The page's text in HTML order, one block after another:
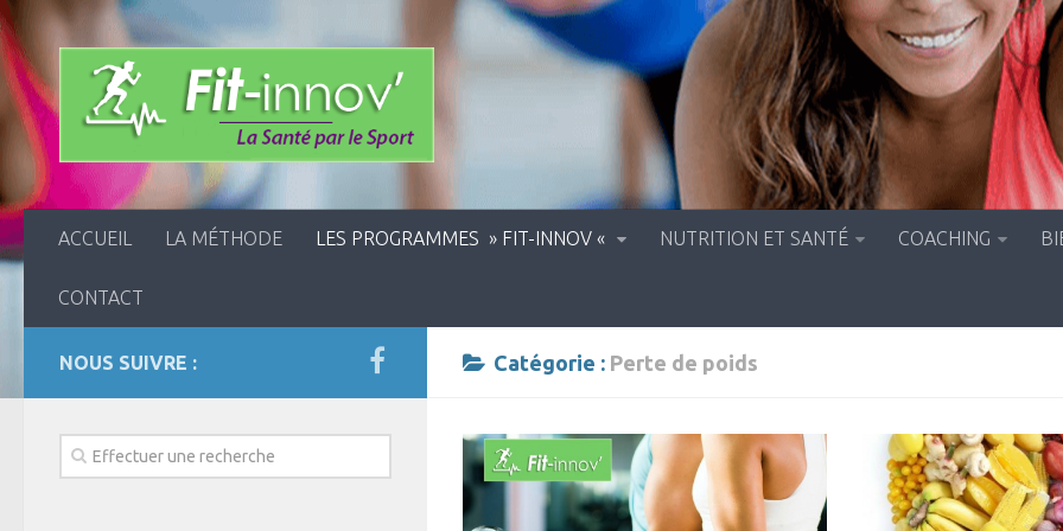
ACCUEIL LA MÉTHODE LES PROGRAMMES » FIT-INNOV « NUTRITION ET SANTÉ COACHING
CONTACT
Catégorie : Perte de poids
NOUS SUIVRE :